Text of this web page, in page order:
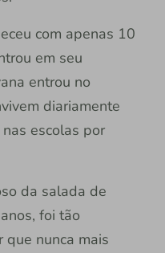
com apenas 10
em seu
entrou no
diariamente
escolas por
da salada de
foi tão
que nunca mais